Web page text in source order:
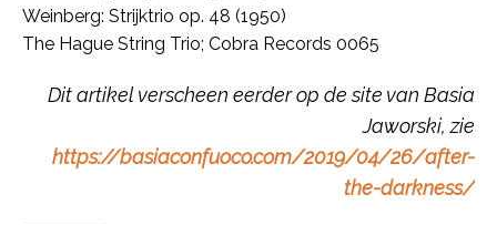
Weinberg: Strijktrio op. 48 (1950)
The Hague String Trio; Cobra Records 0065
Dit artikel verscheen eerder op de site van Basia
Jaworski, zie
https://basiaconfuoco.com/2019/04/26/after-
the-darkness/